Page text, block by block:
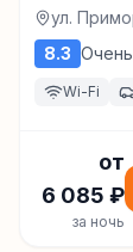
ул.
8.3
Wi-Fi
от
6 085 ₽
за ночь